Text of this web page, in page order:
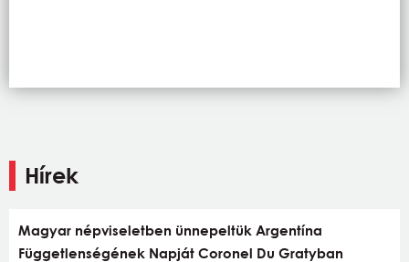
Hírek
Magyar népviseletben ünnepeltük Argentína
Függetlenségének Napját Coronel Du Gratyban